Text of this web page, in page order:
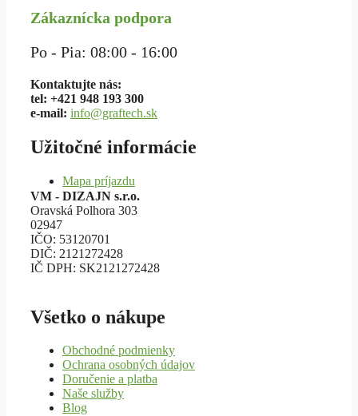
Zákaznícka podpora
Po - Pia: 08:00 - 16:00
Kontaktujte nás:
tel: +421 948 193 300
e-mail: info@graftech.sk
Užitočné informácie
Mapa príjazdu
VM - DIZAJN s.r.o.
Oravská Polhora 303
02947
IČO: 53120701
DIČ: 2121272428
IČ DPH: SK2121272428
Všetko o nákupe
Obchodné podmienky
Ochrana osobných údajov
Doručenie a platba
Naše služby
Blog